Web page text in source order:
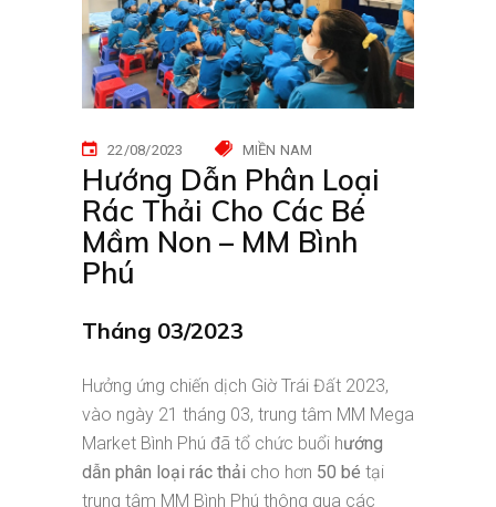
22/08/2023 MIỀN NAM
Hướng Dẫn Phân Loại
Rác Thải Cho Các Bé
Mầm Non – MM Bình
Phú
Tháng 03/2023
Hưởng ứng chiến dịch Giờ Trái Đất 2023,
vào ngày 21 tháng 03, trung tâm MM Mega
Market Bình Phú đã tổ chức buổi hướng
dẫn phân loại rác thải cho hơn 50 bé tại
trung tâm MM Bình Phú thông qua các